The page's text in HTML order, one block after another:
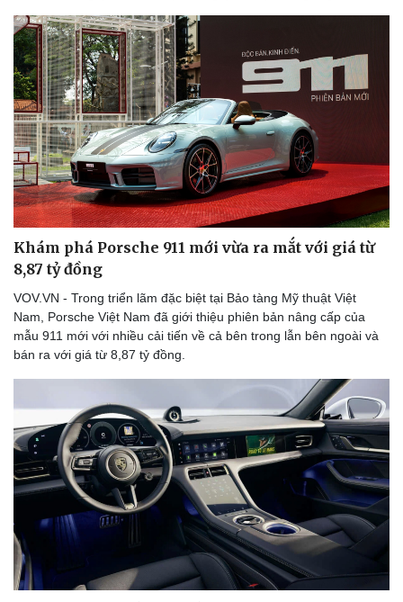
Khám phá Porsche 911 mới vừa ra mắt với giá từ
8,87 tỷ đồng
VOV.VN - Trong triển lãm đặc biệt tại Bảo tàng Mỹ thuật Việt
Nam, Porsche Việt Nam đã giới thiệu phiên bản nâng cấp của
mẫu 911 mới với nhiều cải tiến về cả bên trong lẫn bên ngoài và
bán ra với giá từ 8,87 tỷ đồng.